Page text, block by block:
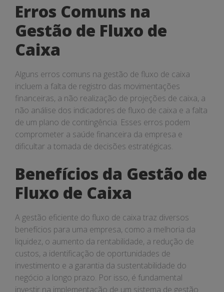
Erros Comuns na
Gestão de Fluxo de
Caixa
Alguns erros comuns na gestão de fluxo de caixa
incluem a falta de registro das movimentações
financeiras, a não realização de projeções de caixa, a
não análise dos indicadores de fluxo de caixa e a falta
de um plano de contingência. Esses erros podem
comprometer a saúde financeira da empresa e
dificultar a tomada de decisões estratégicas.
Benefícios da Gestão de
Fluxo de Caixa
A gestão eficiente do fluxo de caixa traz diversos
benefícios para uma empresa, como a melhoria da
liquidez, o aumento da rentabilidade, a redução de
custos, a identificação de oportunidades de
investimento e a garantia da sustentabilidade do
negócio a longo prazo. Por isso, é fundamental
investir na implementação de um sistema de gestão